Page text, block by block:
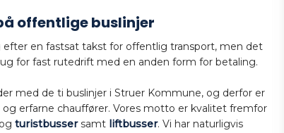
offentlige buslinjer
en fastsat takst for offentlig transport, men det
for fast rutedrift med en anden form for betaling.
med de ti buslinjer i Struer Kommune, og derfor er
erfarne chauffører. Vores motto er kvalitet fremfor
turistbussersamt liftbusser. Vi har naturligvis